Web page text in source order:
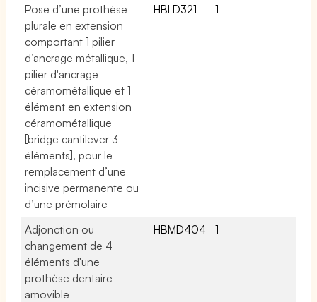
Pose d’une prothèse
plurale en extension
comportant 1 pilier
d’ancrage métallique, 1
pilier d'ancrage
céramométallique et 1
élément en extension
céramométallique
[bridge cantilever 3
éléments], pour le
remplacement d’une
incisive permanente ou
d’une prémolaire
HBLD321 1
Adjonction ou
changement de 4
éléments d'une
prothèse dentaire
amovible
HBMD404 1